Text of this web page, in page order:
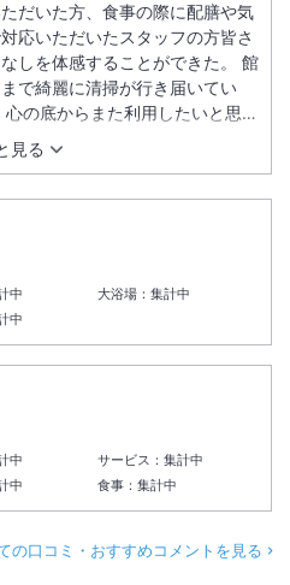
見る
だいた方、食事の際に配膳や気
応いただいたスタッフの方皆さ
を体感することができた。 館
で綺麗に清掃が行き届いてい
中 大浴場：集計中
中
中 サービス：集計中
中 食事：集計中
の口コミ・おすすめコメントを見る